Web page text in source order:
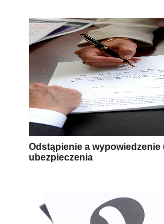
Odstąpienie a wypowiedzenie
ubezpieczenia